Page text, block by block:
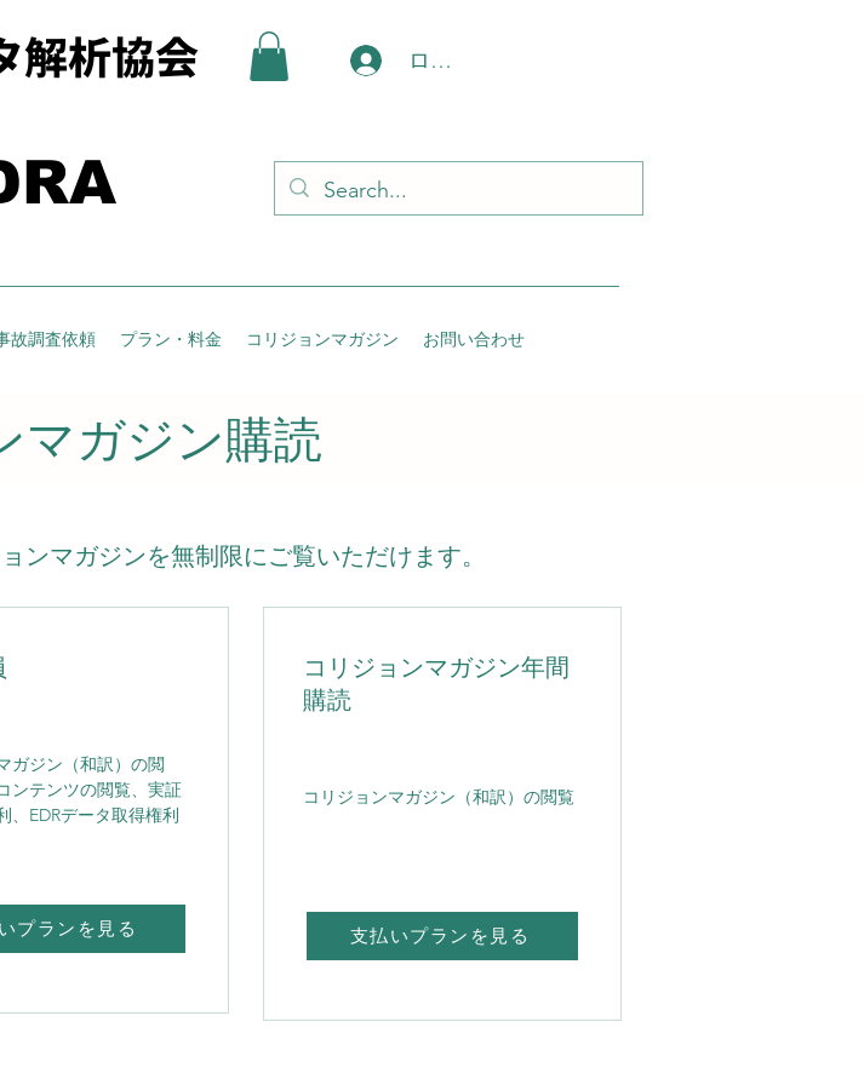
析協会 ログイン
故調査依頼 プラン・料金 コリジョンマガジン お問い合わせ
マガジン購読
ンマガジンを無制限にご覧いただけます。
ガジン（和訳）の閲
ンテンツの閲覧、実証
、EDRデータ取得権利
プランを見る
コリジョンマガジン年間
購読
コリジョンマガジン（和訳）の閲覧
支払いプランを見る